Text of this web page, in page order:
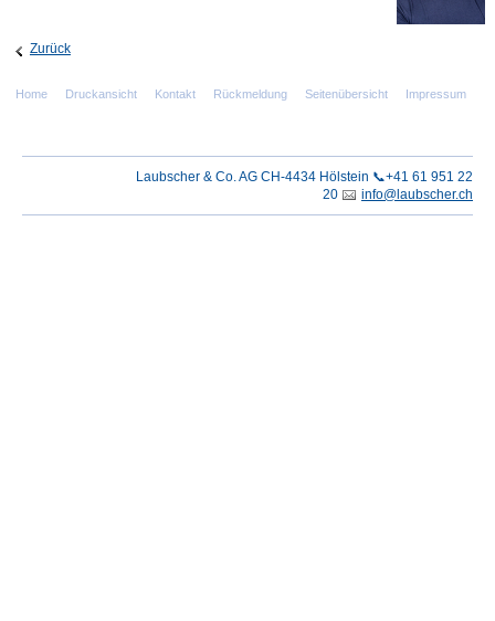
Zurück
Home Druckansicht Kontakt Rückmeldung Seitenübersicht Impressum
Laubscher & Co. AG CH-4434 Hölstein 📞+41 61 951 22
20
info@laubscher.ch